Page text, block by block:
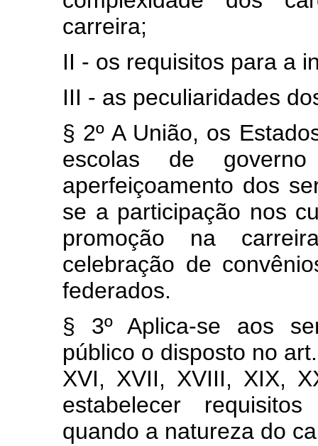
carreira;
II - os requisitos para a
III - as peculiaridades
§ 2º A União, os
escolas de
aperfeiçoamento dos
se a participação nos
promoção na
celebração de
federados.
§ 3º Aplica-se aos
público o disposto no
XVI, XVII, XVIII, XIX,
estabelecer
quando a natureza do